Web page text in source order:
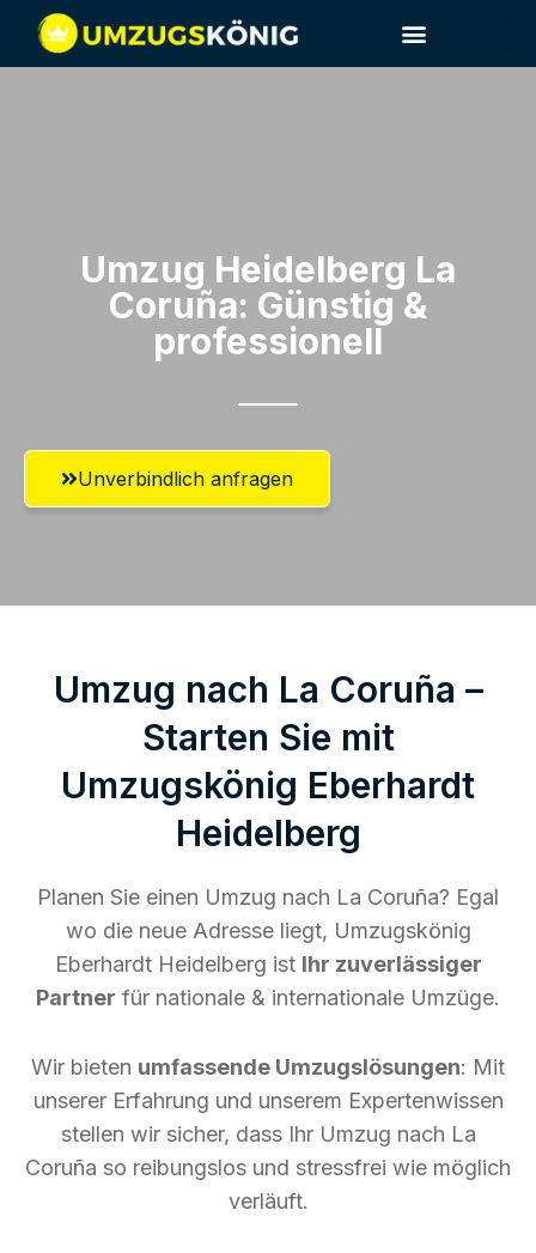
Umzug Heidelberg​ La
Coruña: Günstig &
professionell​
Unverbindlich anfragen
Umzug nach La Coruña –
Starten Sie mit
Umzugskönig Eberhardt
Heidelberg
Planen Sie einen Umzug nach La Coruña? Egal
wo die neue Adresse liegt, Umzugskönig
Eberhardt Heidelberg ist Ihr zuverlässiger
Partner für nationale & internationale Umzüge.
Wir bieten umfassende Umzugslösungen: Mit
unserer Erfahrung und unserem Expertenwissen
stellen wir sicher, dass Ihr Umzug nach La
Coruña so reibungslos und stressfrei wie möglich
verläuft.